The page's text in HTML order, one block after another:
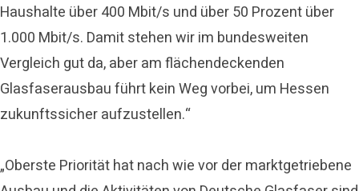
Haushalte über 400 Mbit/s und über 50 Prozent über
1.000 Mbit/s. Damit stehen wir im bundesweiten
Vergleich gut da, aber am flächendeckenden
Glasfaserausbau führt kein Weg vorbei, um Hessen
zukunftssicher aufzustellen.“
„Oberste Priorität hat nach wie vor der marktgetriebene